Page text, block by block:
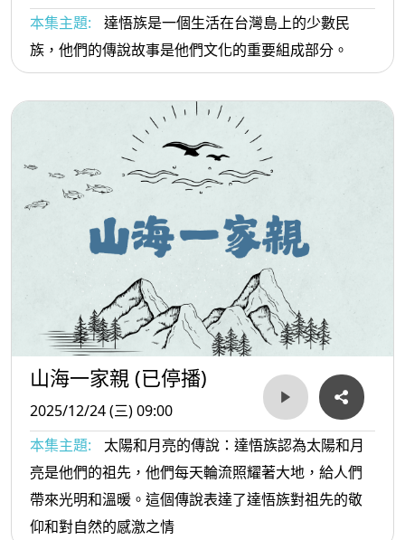
本集主題:
達悟族是一個生活在台灣島上的少數民
族，他們的傳說故事是他們文化的重要組成部分。
山海一家親 (已停播)
2025/12/24 (三) 09:00
本集主題:
太陽和月亮的傳說：達悟族認為太陽和月
亮是他們的祖先，他們每天輪流照耀著大地，給人們
帶來光明和溫暖。這個傳說表達了達悟族對祖先的敬
仰和對自然的感激之情